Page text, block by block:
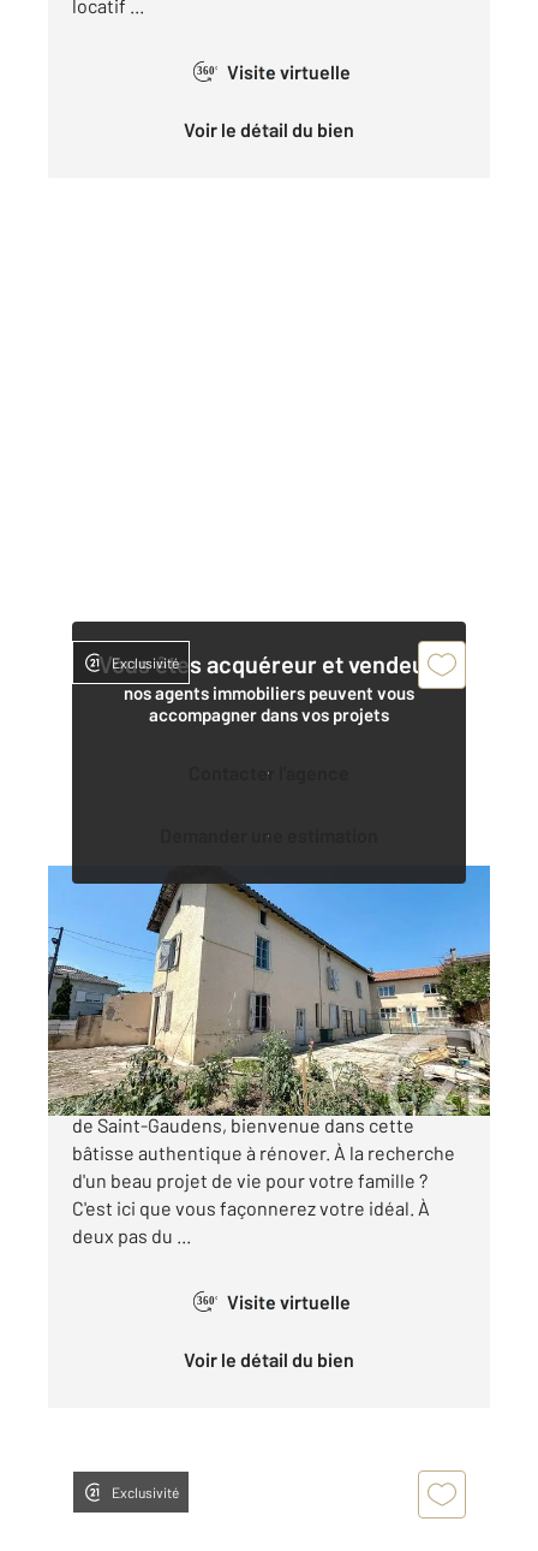
locatif ...
360° Visite virtuelle
Voir le détail du bien
Vous êtes acquéreur et vendeur,
nos agents immobiliers peuvent vous
accompagner dans vos projets
Contacter l'agence
Demander une estimation
Exclusivité
ST GAUDENS 31
, 5 pièces
Ref : 13149
Maison à vendre
55 000 €
« L'ATELIER BRUT » Dans un agréable quartier
de Saint-Gaudens, bienvenue dans cette
bâtisse authentique à rénover. À la recherche
d'un beau projet de vie pour votre famille ?
C'est ici que vous façonnerez votre idéal. À
deux pas du ...
360° Visite virtuelle
Voir le détail du bien
Exclusivité